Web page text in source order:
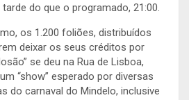
do que o programado, 21:00.
os 1.200 foliões, distribuídos
deixar os seus créditos por
se deu na Rua de Lisboa,
“show” esperado por diversas
do carnaval do Mindelo, inclusive